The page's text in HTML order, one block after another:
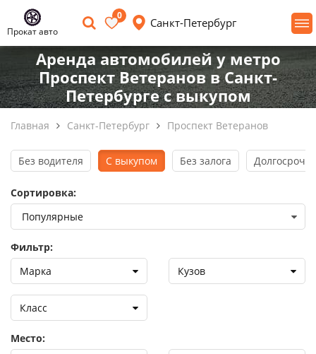
Прокат авто
0
Санкт-Петербург
Аренда автомобилей у метро
Проспект Ветеранов в Санкт-
Петербурге с выкупом
Главная Санкт-Петербург Проспект Ветеранов
Без водителя С выкупом Без залога
Сортировка:
Фильтр:
Марка
Кузов
Класс
Место: